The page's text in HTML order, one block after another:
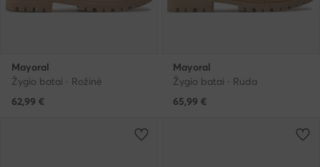
Mayoral
Žygio batai · Rožinė
62,99 €
Mayoral
Žygio batai · Ruda
65,99 €